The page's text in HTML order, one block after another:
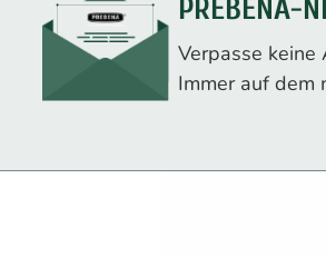
PREBENA-
Verpasse keine
Immer auf dem